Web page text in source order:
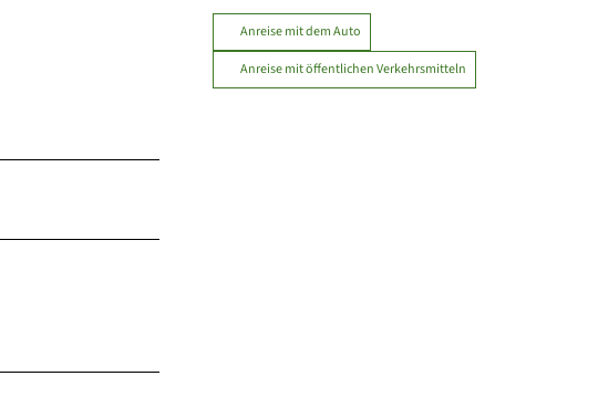
Anreise mit dem Auto
Anreise mit öffentlichen Verkehrsmitteln